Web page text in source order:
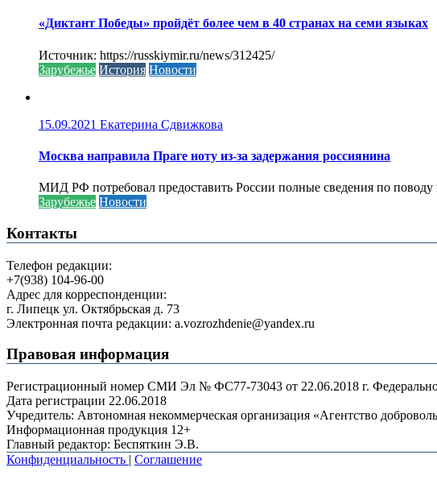
«Диктант Победы» пройдёт более чем в 40 странах на семи языках
Источник: https://russkiymir.ru/news/312425/
Зарубежье История Новости
15.09.2021 Екатерина Сдвижкова
Москва направила Праге ноту из-за задержания россиянина
МИД РФ потребовал предоставить России полные сведения по
Зарубежье Новости
Контакты
Телефон редакции:
+7(938) 104-96-00
Адрес для корреспонденции:
г. Липецк ул. Октябрьская д. 73
Электронная почта редакции: a.vozrozhdenie@yandex.ru
Правовая информация
Регистрационный номер СМИ Эл № ФС77-73043 от 22.06.2018 г.
Дата регистрации 22.06.2018
Учредитель: Автономная некоммерческая организация «Агентство
Информационная продукция 12+
Главный редактор: Беспяткин Э.В.
Конфиденциальность | Соглашение